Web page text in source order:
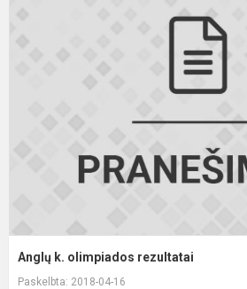
Anglų k. olimpiados rezultatai
Paskelbta: 2018-04-16